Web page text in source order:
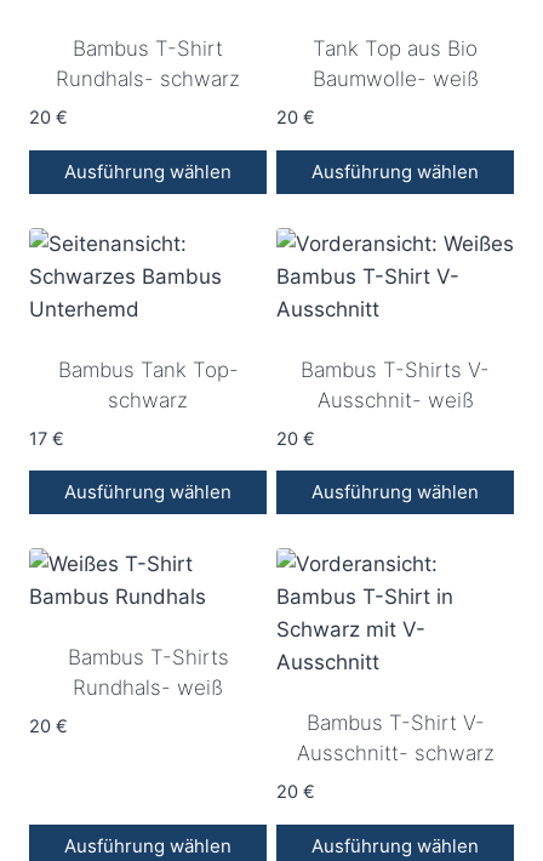
Die
Optionen
können
Produktseite
gewählt
werden
Optionen
können
Produktseite
gewählt
werden
Bambus T-Shirt
Rundhals- schwarz
20 €
Ausführung wählen
Produkt
weist
mehrere
auf.
Optionen
können
Produktseite
gewählt
Tank Top aus Bio
Baumwolle- weiß
20 €
Ausführung wählen
Produkt
weist
mehrere
auf.
Optionen
können
Produktseite
gewählt
werden
Bambus Tank Top-
schwarz
17 €
Ausführung wählen
Produkt
weist
Varianten
Die
auf
Bambus T-Shirts V-
Ausschnit- weiß
20 €
Ausführung wählen
Produkt
weist
mehrere
Varianten
Optionen
können
auf
Bambus T-Shirts
Rundhals- weiß
20 €
Ausführung wählen
Bambus T-Shirt V-
Ausschnitt- schwarz
20 €
Ausführung wählen